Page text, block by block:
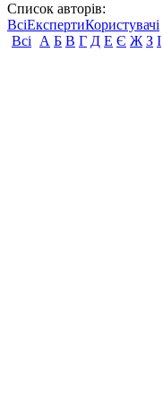
Список авторів:
ВсіЕкспертиКористувачі
Всі
А Б В Г Д Е Є Ж З І